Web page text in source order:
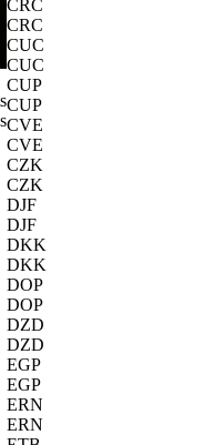
CRC
CRC
CUC
CUC
CUP
CUP
CVE
CVE
CZK
CZK
DJF
DJF
DKK
DKK
DOP
DOP
DZD
DZD
EGP
EGP
ERN
ERN